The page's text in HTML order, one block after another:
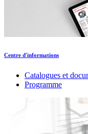
Centre d'informations
Catalogues et
Programme